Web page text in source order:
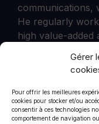
Gérer
Pour offrir les meilleures
cookies pour stocker et/ou
consentir à ces technologies
comportement de navigation
communications,
He regularly
high value-added
crisis situations.